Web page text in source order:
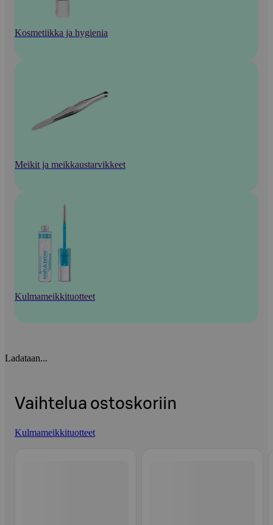
Kosmetiikka ja hygienia
Meikit ja meikkaustarvikkeet
Kulmameikkituotteet
Ladataan...
Vaihtelua ostoskoriin
Kulmameikkituotteet